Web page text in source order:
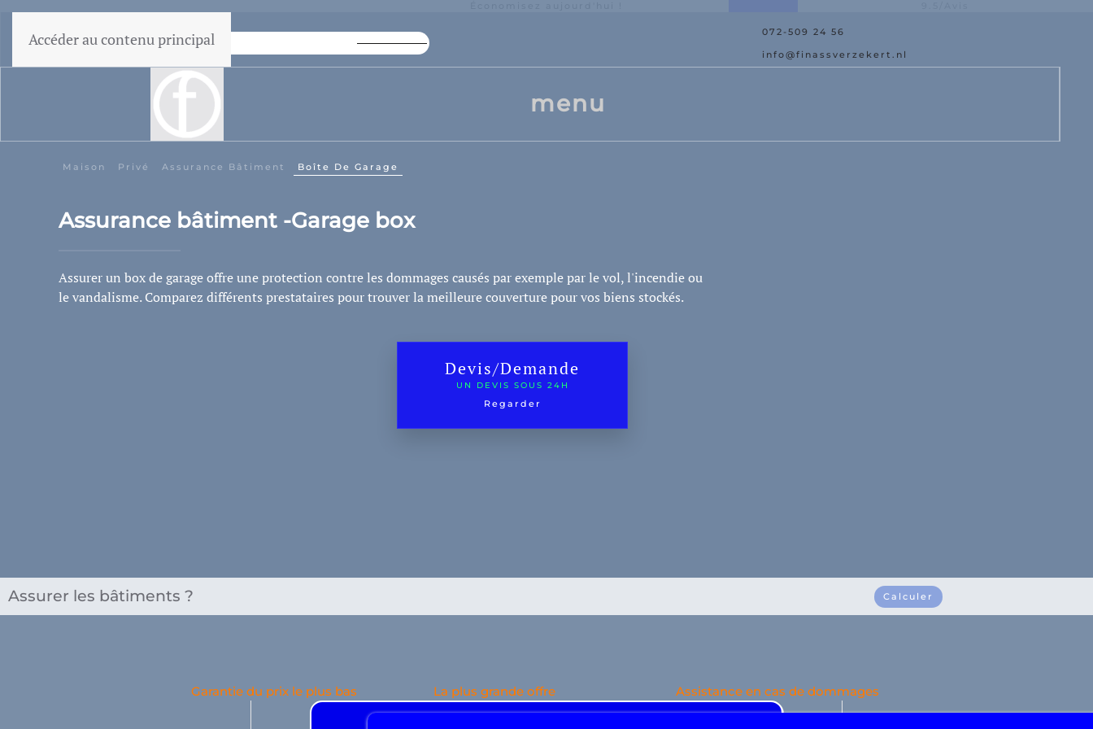
Accéder au contenu principalGarantie du prix le plus bas
072-509 24 56
info@finassverzekert.nl
menu
Maison Privé Assurance Bâtiment Boîte De Garage
Assurance bâtiment -Garage box
Assurer un box de garage offre une protection contre les dommages causés par exemple par le vol, l'incendie ou
le vandalisme. Comparez différents prestataires pour trouver la meilleure couverture pour vos biens stockés.
Devis/Demande
UN DEVIS SOUS 24H
Regarder
Assurer les bâtiments ? Calculer
Garantie du prix le plus bas La plus grande offre Assistance en cas de dommages